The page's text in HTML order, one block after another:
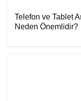
Telefon ve Tablet
Neden Önemlidir?